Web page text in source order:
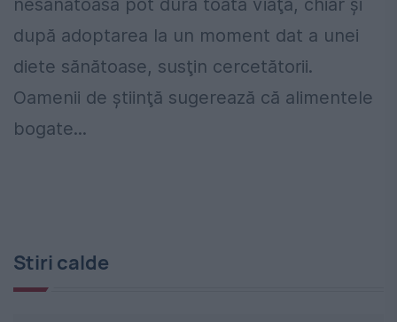
nesănătoasă pot dura toată viaţa, chiar şi
după adoptarea la un moment dat a unei
diete sănătoase, susţin cercetătorii.
Oamenii de ştiinţă sugerează că alimentele
bogate...
Stiri calde